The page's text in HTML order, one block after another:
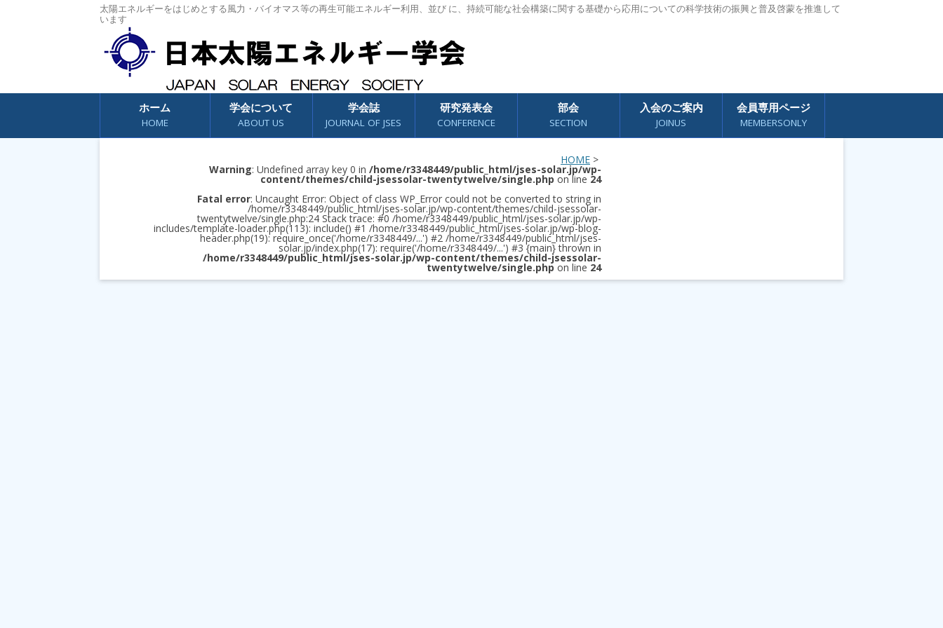
太陽エネルギーをはじめとする風力・バイオマス等の再生可能エネルギー利用、並び に、持続可能な社会構築に関する基礎から応用についての科学技術の振興と普及啓蒙を推進して
います
コンテンツへスキップ
ホーム
HOME
学会について
ABOUT US
学会誌
JOURNAL OF JSES
研究発表会
CONFERENCE
部会
SECTION
入会のご案内
JOINUS
会員専用ページ
MEMBERSONLY
HOME >
Warning: Undefined array key 0 in /home/r3348449/public_html/jses-solar.jp/wp-
content/themes/child-jsessolar-twentytwelve/single.php on line 24
Fatal error: Uncaught Error: Object of class WP_Error could not be converted to string in
/home/r3348449/public_html/jses-solar.jp/wp-content/themes/child-jsessolar-
twentytwelve/single.php:24 Stack trace: #0 /home/r3348449/public_html/jses-solar.jp/wp-
includes/template-loader.php(113): include() #1 /home/r3348449/public_html/jses-solar.jp/wp-blog-
header.php(19): require_once('/home/r3348449/...') #2 /home/r3348449/public_html/jses-
solar.jp/index.php(17): require('/home/r3348449/...') #3 {main} thrown in
/home/r3348449/public_html/jses-solar.jp/wp-content/themes/child-jsessolar-
twentytwelve/single.php on line 24